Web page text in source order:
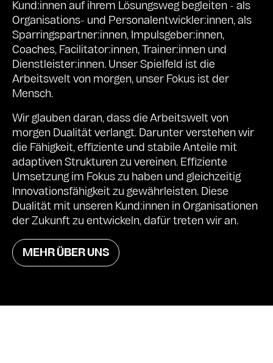
Kund:innen auf ihrem Lösungsweg begleiten - als
Organisations- und Personalentwickler:innen, als
Sparringspartner:innen, Impulsgeber:innen,
Coaches, Facilitator:innen, Trainer:innen und
Dienstleister:innen. Unser Spielfeld ist die
Arbeitswelt von morgen, unser Fokus ist der
Mensch.
Wir glauben daran, dass die Arbeitswelt von
morgen Dualität verlangt. Darunter verstehen wir
die Fähigkeit, effiziente und stabile Anteile mit
adaptiven Strukturen zu vereinen. Effiziente
Umsetzung im Fokus zu haben und gleichzeitig
Innovationsfähigkeit zu gewährleisten. Diese
Dualität mit unseren Kund:innen in Organisationen
der Zukunft zu entwickeln, dafür treten wir an.
MEHR ÜBER UNS